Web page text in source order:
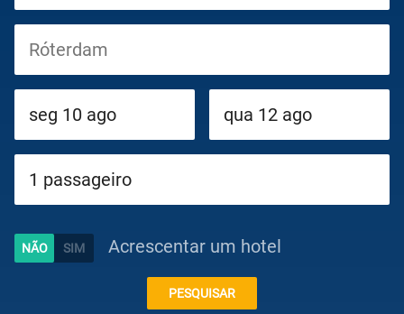
Cruzeiros
Circuitos
Caraíbas
Acrescentar um hotel
PESQUISAR